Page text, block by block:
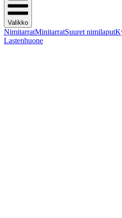
Valikko
NimitarratMinitarratSuuret nimilaput
Lastenhuone